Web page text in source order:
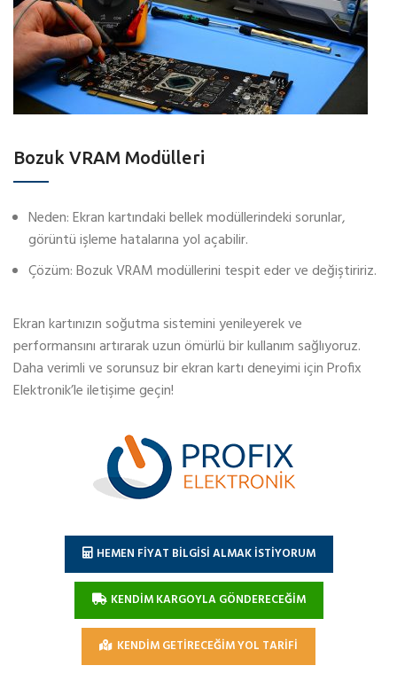
Bozuk VRAM Modülleri
Neden: Ekran kartındaki bellek modüllerindeki sorunlar,
görüntü işleme hatalarına yol açabilir.
Çözüm: Bozuk VRAM modüllerini tespit eder ve değiştiririz.
Ekran kartınızın soğutma sistemini yenileyerek ve
performansını artırarak uzun ömürlü bir kullanım sağlıyoruz.
Daha verimli ve sorunsuz bir ekran kartı deneyimi için Profix
Elektronik’le iletişime geçin!
HEMEN FİYAT BİLGİSİ ALMAK İSTİYORUM
KENDİM KARGOYLA GÖNDERECEĞİM
KENDİM GETİRECEĞİM YOL TARİFİ